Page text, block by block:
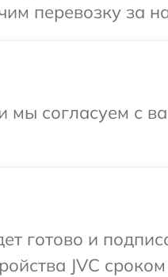
перевозку за
мы согласуем с
готово и
JVC